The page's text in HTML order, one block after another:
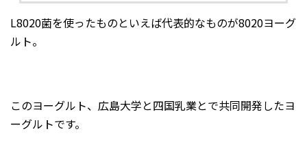
L8020菌を使ったものといえば代表的なものが8020ヨーグ
ルト。
このヨーグルト、広島大学と四国乳業とで共同開発したヨ
ーグルトです。